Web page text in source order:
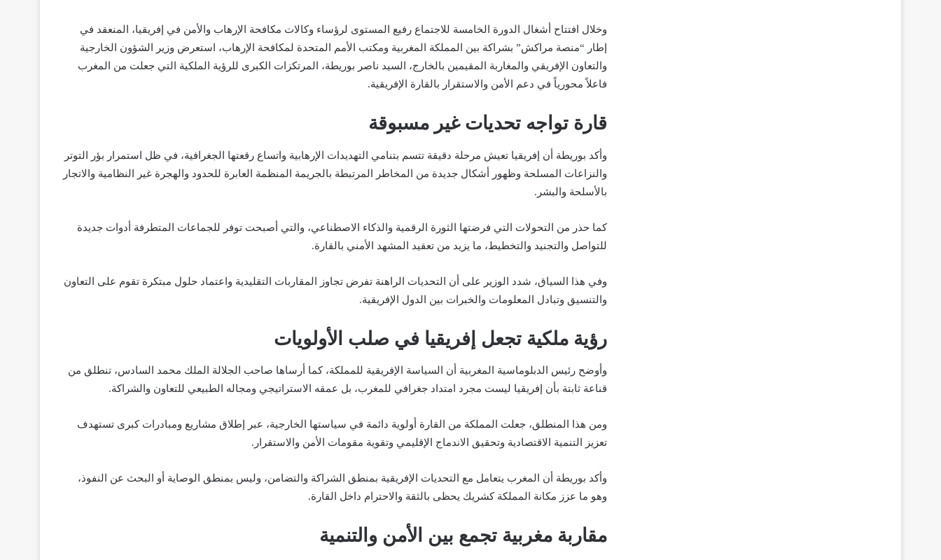
وخلال افتتاح أشغال الدورة الخامسة للاجتماع رفيع المستوى لرؤساء وكالات مكافحة الإرهاب والأمن في إفريقيا، المنعقد في
إطار “منصة مراكش” بشراكة بين المملكة المغربية ومكتب الأمم المتحدة لمكافحة الإرهاب، استعرض وزير الشؤون الخارجية
والتعاون الإفريقي والمغاربة المقيمين بالخارج، السيد ناصر بوريطة، المرتكزات الكبرى للرؤية الملكية التي جعلت من المغرب
فاعلاً محورياً في دعم الأمن والاستقرار بالقارة الإفريقية.
قارة تواجه تحديات غير مسبوقة
وأكد بوريطة أن إفريقيا تعيش مرحلة دقيقة تتسم بتنامي التهديدات الإرهابية واتساع رقعتها الجغرافية، في ظل استمرار بؤر التوتر
والنزاعات المسلحة وظهور أشكال جديدة من المخاطر المرتبطة بالجريمة المنظمة العابرة للحدود والهجرة غير النظامية والاتجار
بالأسلحة والبشر.
كما حذر من التحولات التي فرضتها الثورة الرقمية والذكاء الاصطناعي، والتي أصبحت توفر للجماعات المتطرفة أدوات جديدة
للتواصل والتجنيد والتخطيط، ما يزيد من تعقيد المشهد الأمني بالقارة.
وفي هذا السياق، شدد الوزير على أن التحديات الراهنة تفرض تجاوز المقاربات التقليدية واعتماد حلول مبتكرة تقوم على التعاون
والتنسيق وتبادل المعلومات والخبرات بين الدول الإفريقية.
رؤية ملكية تجعل إفريقيا في صلب الأولويات
وأوضح رئيس الدبلوماسية المغربية أن السياسة الإفريقية للمملكة، كما أرساها صاحب الجلالة الملك محمد السادس، تنطلق من
قناعة ثابتة بأن إفريقيا ليست مجرد امتداد جغرافي للمغرب، بل عمقه الاستراتيجي ومجاله الطبيعي للتعاون والشراكة.
ومن هذا المنطلق، جعلت المملكة من القارة أولوية دائمة في سياستها الخارجية، عبر إطلاق مشاريع ومبادرات كبرى تستهدف
تعزيز التنمية الاقتصادية وتحقيق الاندماج الإقليمي وتقوية مقومات الأمن والاستقرار.
وأكد بوريطة أن المغرب يتعامل مع التحديات الإفريقية بمنطق الشراكة والتضامن، وليس بمنطق الوصاية أو البحث عن النفوذ،
وهو ما عزز مكانة المملكة كشريك يحظى بالثقة والاحترام داخل القارة.
مقاربة مغربية تجمع بين الأمن والتنمية